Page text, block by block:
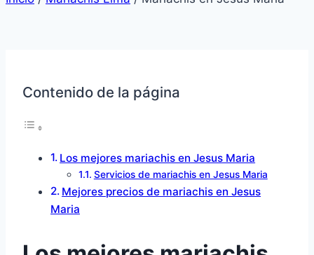
Contenido de la página
Los mejores mariachis en Jesus Maria
Servicios de mariachis en Jesus Maria
Mejores precios de mariachis en Jesus
Maria